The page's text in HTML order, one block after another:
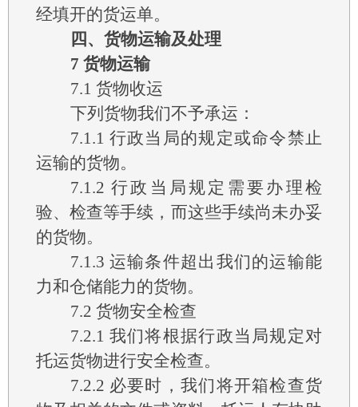
经填开的货运单。
四、货物运输及处理
7 货物运输
7.1 货物收运
下列货物我们不予承运：
7.1.1 行政当局的规定或命令禁止
运输的货物。
7.1.2 行政当局规定需要办理检
验、检查等手续，而这些手续尚未办妥
的货物。
7.1.3 运输条件超出我们的运输能
力和仓储能力的货物。
7.2 货物安全检查
7.2.1 我们将根据行政当局规定对
托运货物进行安全检查。
7.2.2 必要时，我们将开箱检查货